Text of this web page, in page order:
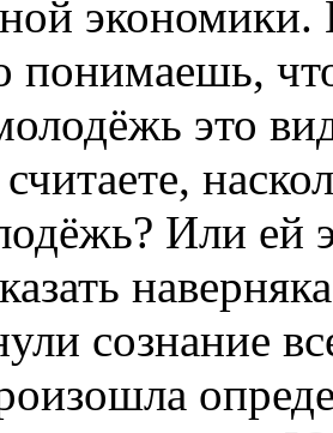
экономики.
понимаешь,
это
Или ей
сознание